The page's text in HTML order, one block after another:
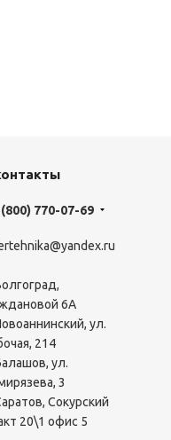
770-07-69
6А
ул.
214
ул.
3
Сокурский
20\1 офис 5